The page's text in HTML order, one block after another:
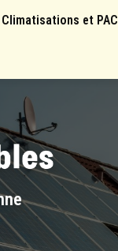
Climatisations et PAC